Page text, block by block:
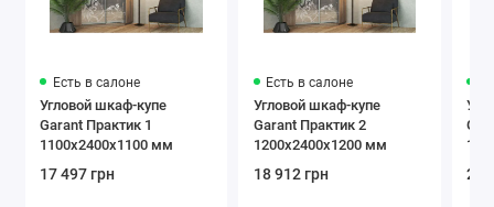
7031 морской 9005 черный
1236
кофейный
Есть в салоне
Угловой шкаф-купе
Garant Практик 1
1100x2400x1100 мм
17 497 грн
Есть в салоне
Угловой шкаф-купе
Garant Практик 2
1200x2400x1200 мм
18 912 грн 20